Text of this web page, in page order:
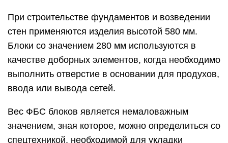
При строительстве фундаментов и возведении
стен применяются изделия высотой 580 мм.
Блоки со значением 280 мм используются в
качестве доборных элементов, когда необходимо
выполнить отверстие в основании для продухов,
ввода или вывода сетей.
Вес ФБС блоков является немаловажным
значением, зная которое, можно определиться со
спецтехникой, необходимой для укладки